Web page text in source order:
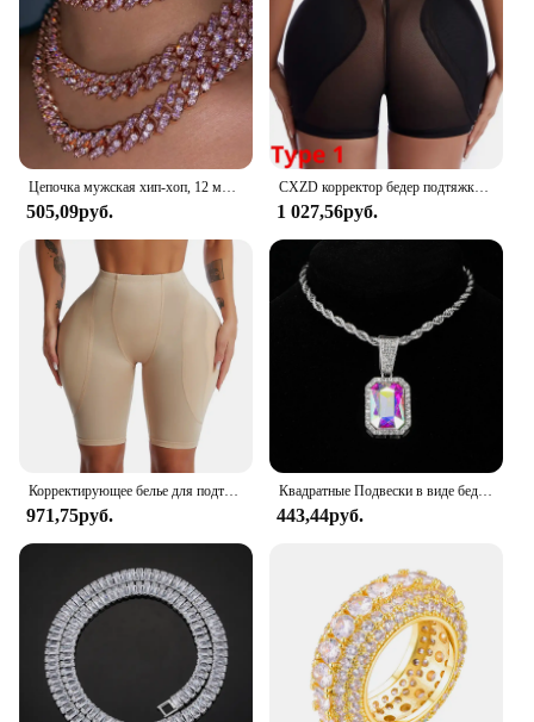
Цепочка мужская хип-хоп, 12 мм, розовая стразы, с кубинским фианитом
505,09руб.
CXZD корректор бедер подтяжка ягодиц пуш-ап трусики женские корректирующие трусики Женские Корректирующие сексуальные сетчатые дышащие подтяжки
1 027,56руб.
971,75руб.
Квадратные Подвески в виде бедер с цепочкой из кубинской цепи диаметром 13 мм
443,44руб.